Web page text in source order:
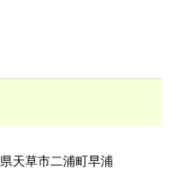
天草市二浦町早浦